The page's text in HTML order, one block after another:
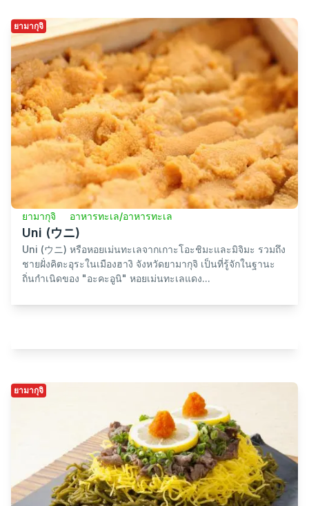
ยามากุจิ อาหารท้องถิ่น/อาหารท้องถิ่น
Moji Port Baked Curry
Moji Port Baked Curry (門司港焼きカレー) เกิดขึ้นจากความ
คิดสร้างสรรค์ของร้านอาหารญี่ปุ่นชื่อ "Yamadaya" ซึ่งตั้งอยู่
ในบริเวณ Moji Port เรื่องเล่าระบุว่า พ่อค...